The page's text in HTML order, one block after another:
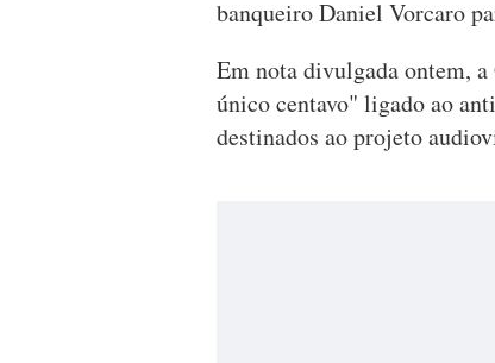
banqueiro Daniel Vorcaro
Em nota divulgada ontem,
único centavo" ligado ao
destinados ao projeto